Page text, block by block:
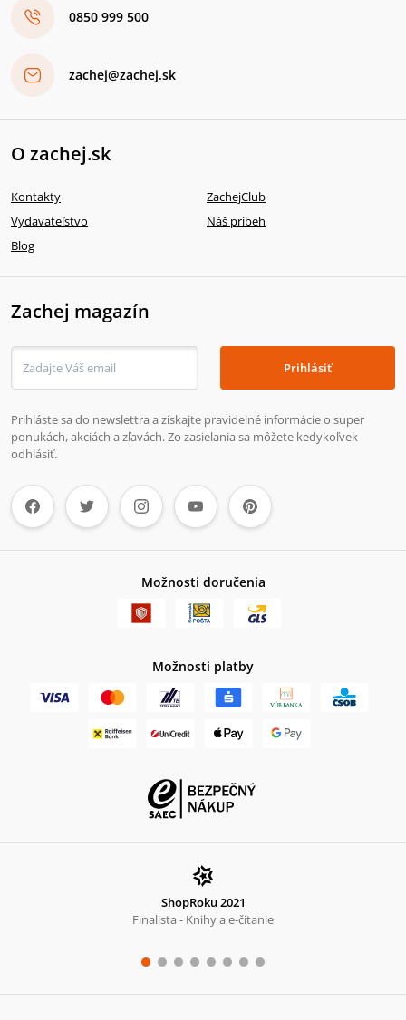
0850 999 500
zachej@zachej.sk
O zachej.sk
Kontakty
ZachejClub
Vydavateľstvo
Náš príbeh
Blog
Zachej magazín
Prihlásiť
Prihláste sa do newslettra a získajte pravidelné informácie o super
ponukách, akciách a zľavách. Zo zasielania sa môžete kedykoľvek
odhlásiť.
Možnosti doručenia
Možnosti platby
ShopRoku 2021
Finalista - Knihy a e-čítanie